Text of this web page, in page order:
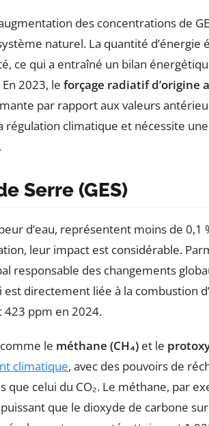
des concentrations de
naturel. La quantité d’énergie
ce qui a entraîné un bilan
2023, le forçage radiatif d’origine
par rapport aux valeurs
régulation climatique et nécessite
Serre (GES)
d’eau, représentent moins de
leur impact est considérable.
responsable des changements
directement liée à la combustion
423 ppm en 2024.
le méthane (CH₄) et le
climatique, avec des pouvoirs de
celui du CO₂. Le méthane, par
que le dioxyde de carbone